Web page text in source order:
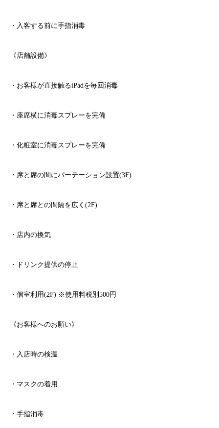
・入客する前に手指消毒
《店舗設備》
・お客様が直接触るiPad を毎回消毒
・座席横に消毒スプレーを完備
・化粧室に消毒スプレーを完備
・席と席の間にパーテーション設置(3F)
・席と席との間隔を広く (2F)
・店内の換気
・ドリンク提供の停止
・個室利用(2F) ※使用料税別 500円
《お客様へのお願い》
・入店時の検温
・マスクの着用
・手指消毒